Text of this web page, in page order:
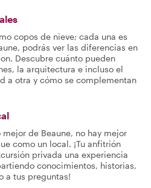
copos de nieve; cada una es
podrás ver las diferencias en
Descubre cuánto pueden
la arquitectura e incluso el
a otra y cómo se complementan
de Beaune, no hay mejor
como un local. ¡Tu anfitrión
privada una experiencia
conocimientos, historias,
a tus preguntas!